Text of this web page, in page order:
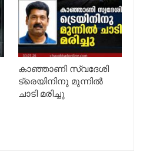
കാഞ്ഞാണി സ്വദേശി
ട്രെയിനിനു മുന്നില്‍
ചാടി മരിച്ചു